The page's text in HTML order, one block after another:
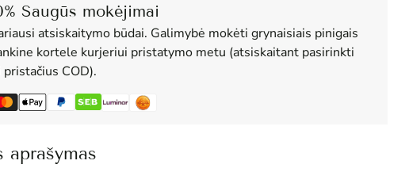
Saugūs mokėjimai
atsiskaitymo būdai. Galimybė mokėti grynaisiais pinigais
kortele kurjeriui pristatymo metu (atsiskaitant pasirinkti
COD).
aprašymas